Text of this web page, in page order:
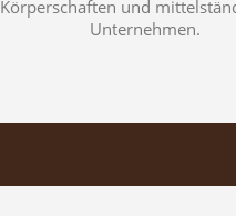
Körperschaften und
Unternehmen.